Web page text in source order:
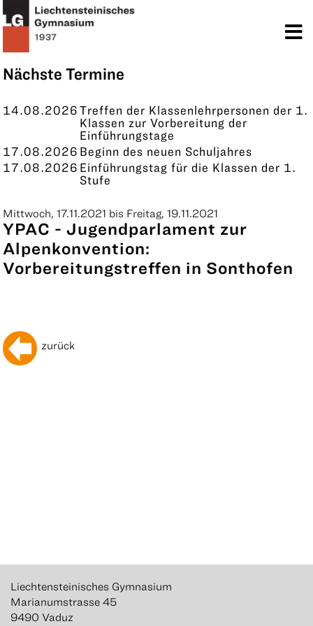
Nächste Termine
14.08.2026Treffen der Klassenlehrpersonen der 1.
Klassen zur Vorbereitung der
Einführungstage
17.08.2026 Beginn des neuen Schuljahres
17.08.2026 Einführungstag für die Klassen der 1.
Stufe
KONTAKT
Mittwoch, 17.11.2021 bis Freitag, 19.11.2021
YPAC - Jugendparlament zur
Alpenkonvention:
Vorbereitungstreffen in Sonthofen
zurück
Liechtensteinisches Gymnasium
Marianumstrasse 45
9490 Vaduz